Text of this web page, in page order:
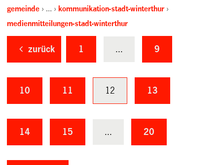
gemeinde …
kommunikation-stadt-winterthur
medienmitteilungen-stadt-winterthur
zurück 1 ... 9
10 11 12 13
14 15 ... 20